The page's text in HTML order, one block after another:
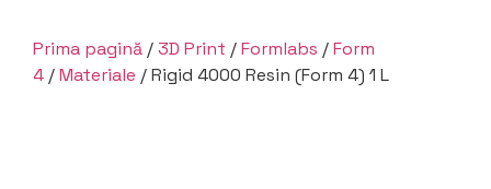
Prima pagină/3D Print /Formlabs /Form
4/Materiale / Rigid 4000 Resin (Form 4) 1 L